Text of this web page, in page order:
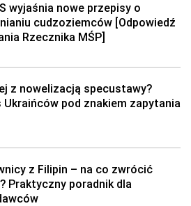
wyjaśnia nowe przepisy o
cudzoziemców [Odpowiedź
Rzecznika MŚP]
z nowelizacją specustawy?
pod znakiem zapytania
z Filipin – na co zwrócić
Praktyczny poradnik dla